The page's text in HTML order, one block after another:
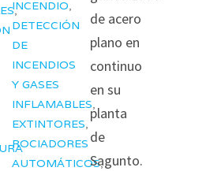
,
INCENDIO,
DETECCIÓN
DE
INCENDIOS
Y GASES
INFLAMABLES,
EXTINTORES,
ROCIADORES
AUTOMÁTICOS,
de acero
plano en
continuo
en su
planta
de
Sagunto.